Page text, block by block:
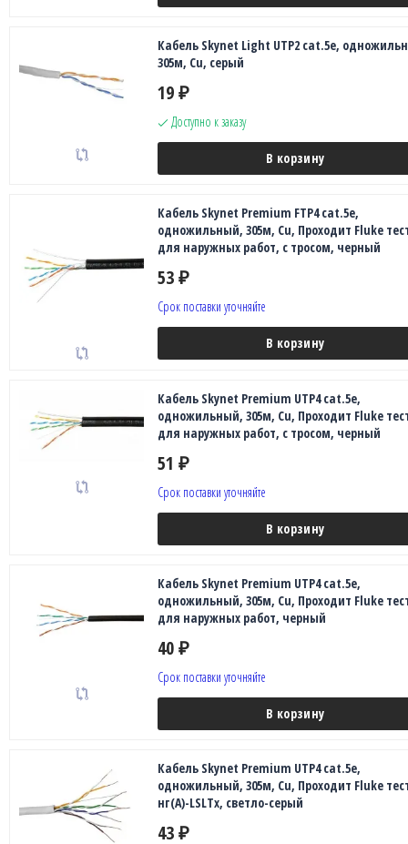
Кабель Skynet Light UTP2 cat.5е,
305м, Cu, серый
19 ₽
Доступно к заказу
В корзину
Кабель Skynet Premium FTP4 cat.5е,
одножильный, 305м, Cu, Проходит Fluke
для наружных работ, с тросом, черный
53 ₽
Срок поставки уточняйте
В корзину
Кабель Skynet Premium UTP4 cat.5е,
одножильный, 305м, Cu, Проходит Fluke
для наружных работ, с тросом, черный
51 ₽
Срок поставки уточняйте
В корзину
Кабель Skynet Premium UTP4 cat.5е,
одножильный, 305м, Cu, Проходит Fluke
для наружных работ, черный
40 ₽
Срок поставки уточняйте
В корзину
Кабель Skynet Premium UTP4 cat.5е,
одножильный, 305м, Cu, Проходит Fluke
нг(А)-LSLTx, светло-серый
43 ₽